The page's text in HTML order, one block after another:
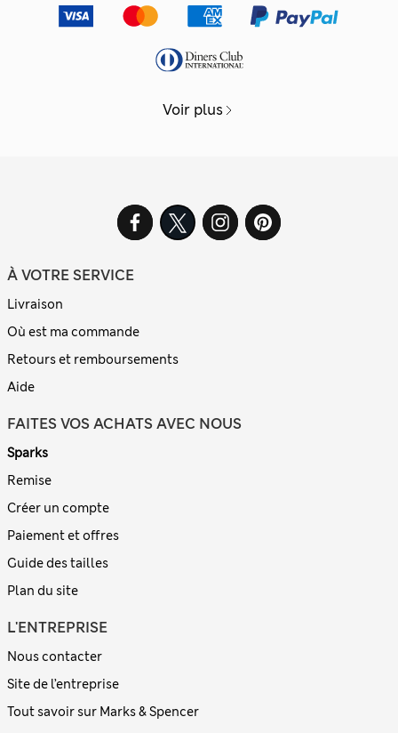
Voir plus
À VOTRE SERVICE
Livraison
Où est ma commande
Retours et remboursements
Aide
FAITES VOS ACHATS AVEC NOUS
Sparks
Remise
Créer un compte
Paiement et offres
Guide des tailles
Plan du site
L'ENTREPRISE
Nous contacter
Site de l’entreprise
Tout savoir sur Marks & Spencer